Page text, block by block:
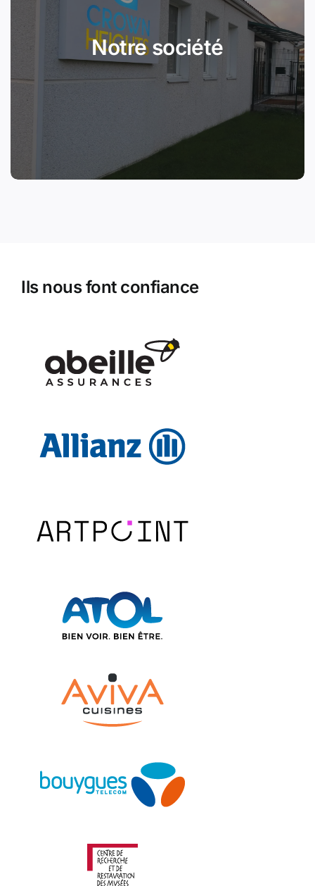
Notre société
Ils nous font confiance